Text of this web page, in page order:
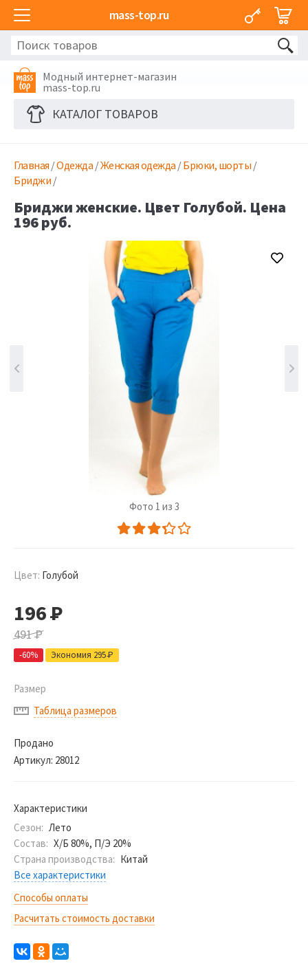
mass-top.ru
Модный интернет-магазин
mass-top.ru
КАТАЛОГ ТОВАРОВ
Главная /Одежда /Женская одежда /Брюки, шорты /
Бриджи /
Бриджи женские. Цвет Голубой. Цена
196 руб.
Фото 1 из 3
Цвет: Голубой
196Р
491Р
-60% Экономия 295Р
Размер
Таблица размеров
Продано
Артикул: 28012
Характеристики
Сезон: Лето
Состав: Х/Б 80%, П/Э 20%
Страна производства: Китай
Все характеристики
Способы оплаты
Расчитать стоимость доставки